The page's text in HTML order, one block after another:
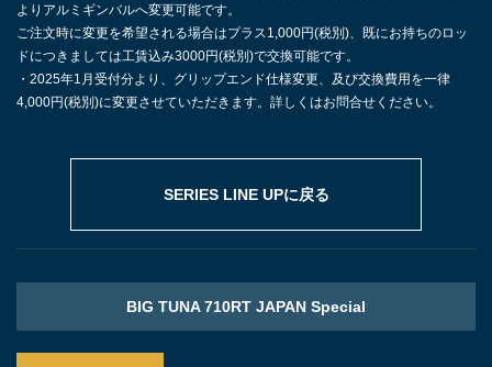
よりアルミギンバルへ変更可能です。
ご注文時に変更を希望される場合はプラス1,000円(税別)、既にお持ちのロッ
ドにつきましては工賃込み3000円(税別)で交換可能です。
・2025年1月受付分より、グリップエンド仕様変更、及び交換費用を一律
4,000円(税別)に変更させていただきます。詳しくはお問合せください。
SERIES LINE UPに戻る
BIG TUNA 710RT JAPAN Special